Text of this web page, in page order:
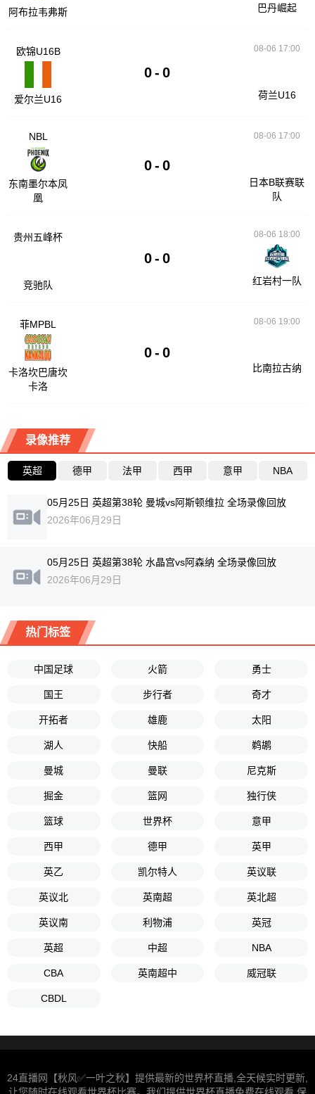
阿布拉韦弗斯 巴丹崛起
欧锦U16B
爱尔兰U16
0 - 0
08-06 17:00
荷兰U16
NBL
东南墨尔本凤
凰
0 - 0
08-06 17:00
日本B联赛联
队
贵州五峰杯
竞驰队
0 - 0
08-06 18:00
红岩村一队
菲MPBL
卡洛坎巴唐坎
卡洛
0 - 0
08-06 19:00
比南拉古纳
录像推荐
英超 德甲 法甲 西甲 意甲 NBA
05月25日 英超第38轮 曼城vs阿斯顿维拉 全场录像回放
2026年06月29日
05月25日 英超第38轮 水晶宫vs阿森纳 全场录像回放
2026年06月29日
热门标签
中国足球 火箭 勇士
国王 步行者 奇才
开拓者 雄鹿 太阳
湖人 快船 鹈鹕
曼城 曼联 尼克斯
掘金 篮网 独行侠
篮球 世界杯 意甲
西甲 德甲 英甲
英乙 凯尔特人 英议联
英议北 英南超 英北超
英议南 利物浦 英冠
英超 中超 NBA
CBA 英南超中 威冠联
CBDL
24直播网【秋风✅一叶之秋】提供最新的世界杯直播,全天候实时更新,
让您随时在线观看世界杯比赛。我们提供世界杯直播免费在线观看,保